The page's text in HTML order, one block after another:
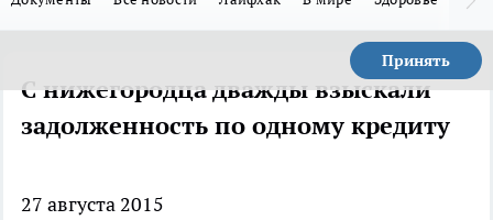
Принять
С нижегородца дважды взыскали
задолженность по одному кредиту
27 августа 2015